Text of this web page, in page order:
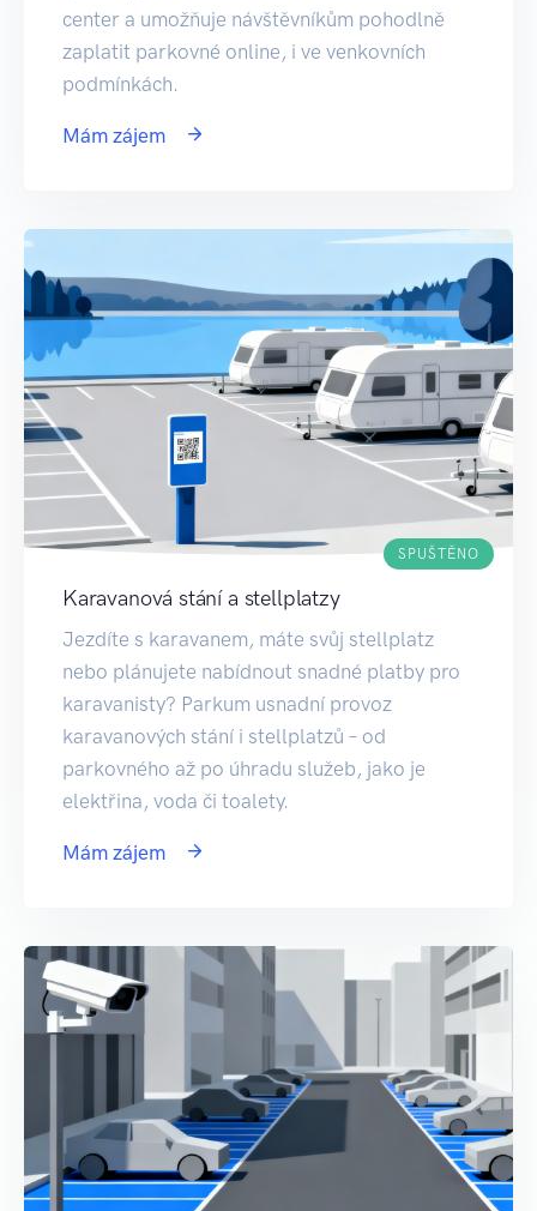
center a umožňuje návštěvníkům pohodlně
zaplatit parkovné online, i ve venkovních
podmínkách.
Mám zájem
SPUŠTĚNO
Karavanová stání a stellplatzy
Jezdíte s karavanem, máte svůj stellplatz
nebo plánujete nabídnout snadné platby pro
karavanisty? Parkum usnadní provoz
karavanových stání i stellplatzů – od
parkovného až po úhradu služeb, jako je
elektřina, voda či toalety.
Mám zájem